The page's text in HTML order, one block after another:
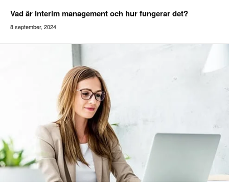
Addilon
Vad är interim management och hur fungerar det?
8 september, 2024